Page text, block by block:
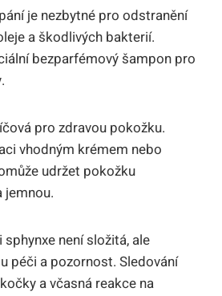
je nezbytné pro odstranění
a škodlivých bakterií.
bezparfémový šampon pro
pro zdravou pokožku.
vhodným krémem nebo
udržet pokožku
jemnou.
není složitá, ale
péči a pozornost. Sledování
a včasná reakce na